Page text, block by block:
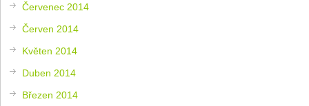
Červenec 2014
Červen 2014
Květen 2014
Duben 2014
Březen 2014